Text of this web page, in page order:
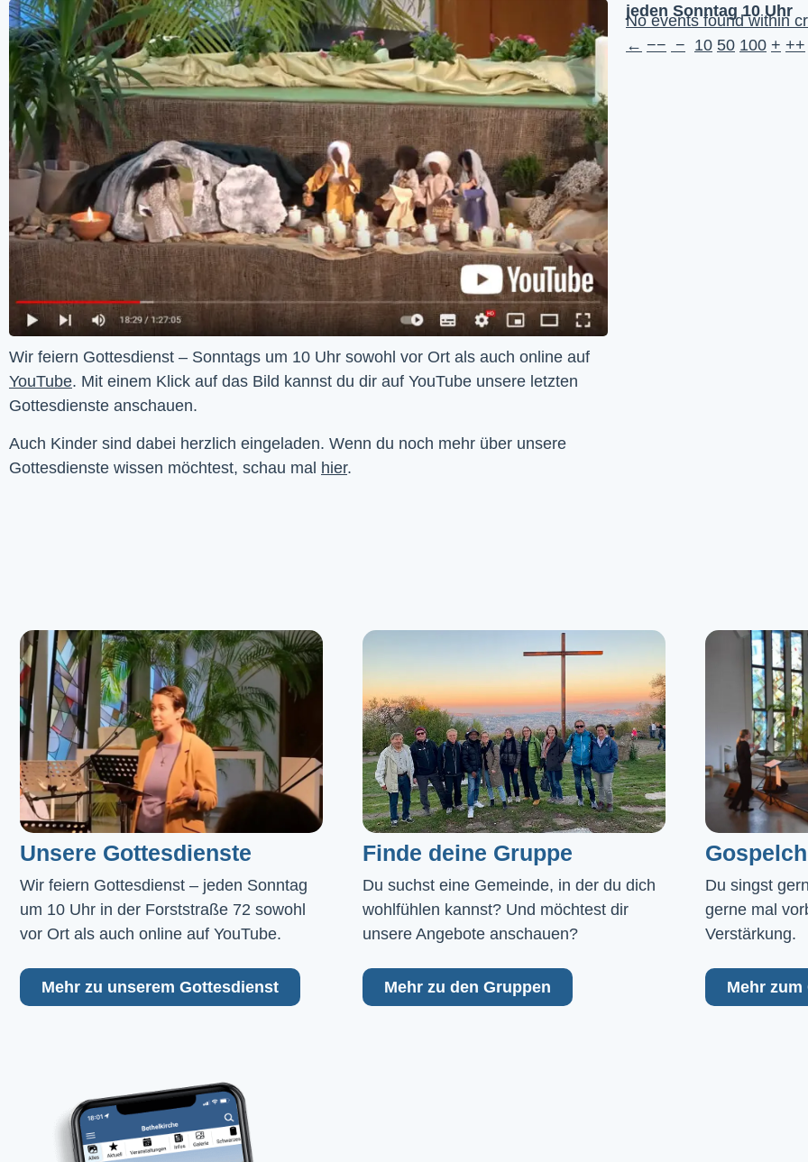
YouTube. Mit einem Klick auf das Bild kannst du dir auf YouTube unsere letzten
Gottesdienste anschauen.
Auch Kinder sind dabei herzlich eingeladen. Wenn du noch mehr über unsere
Gottesdienste wissen möchtest, schau mal hier.
jeden Sonntag 10 Uhr
No events found within
← −− − 10 50 100 + ++
Unsere Gottesdienste
Wir feiern Gottesdienst – jeden Sonntag
um 10 Uhr in der Forststraße 72 sowohl
vor Ort als auch online auf YouTube.
Mehr zu unserem Gottesdienst
Finde deine Gruppe
Du suchst eine Gemeinde, in der du dich
wohlfühlen kannst? Und möchtest dir
unsere Angebote anschauen?
Mehr zu den Gruppen
Du singst
gerne mal
Verstärkung.
Mehr